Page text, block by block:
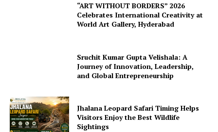
“ART WITHOUT BORDERS” 2026
Celebrates International Creativity at
World Art Gallery, Hyderabad
Sruchit Kumar Gupta Velishala: A
Journey of Innovation, Leadership,
and Global Entrepreneurship
Jhalana Leopard Safari Timing Helps
Visitors Enjoy the Best Wildlife
Sightings